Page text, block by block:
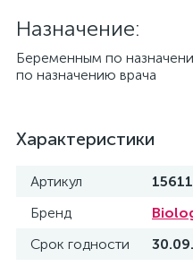
Назначение:
Беременным по
по назначению врача
Характеристики
Артикул
15611
Бренд
Срок годности